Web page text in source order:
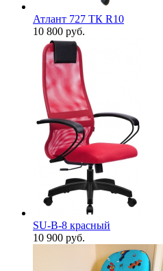
Атлант 727 ТК R10
10 800 руб.
SU-B-8 красный
10 900 руб.